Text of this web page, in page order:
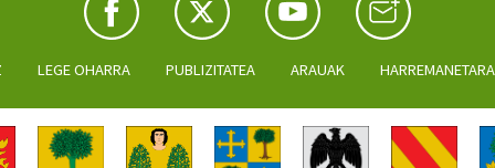
LEGE OHARRA PUBLIZITATEA ARAUAK